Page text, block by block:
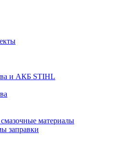
и АКБ STIHL
материалы
заправки